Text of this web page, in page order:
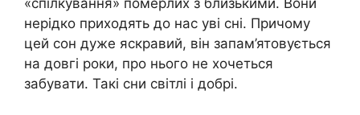
«спілкування» помeрлих з близькими. Вони
нерідко приходять до нас уві сні. Причому
цей сон дуже яскравий, він запам’ятовується
на довгі роки, про нього не хочеться
забувати. Такі сни світлі і добрі.